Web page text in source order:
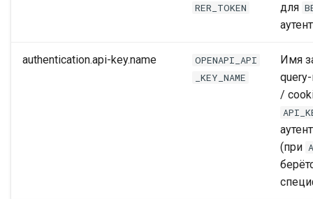
RER_TOKEN
для
authentication.api-key.name
OPENAPI_API
_KEY_NAME
Имя
/
(при